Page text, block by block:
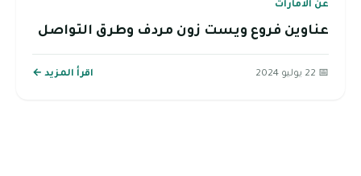
عن الامارات
عناوين فروع ويست زون مردف وطرق التواصل
📅 22 يوليو 2024 اقرأ المزيد ←